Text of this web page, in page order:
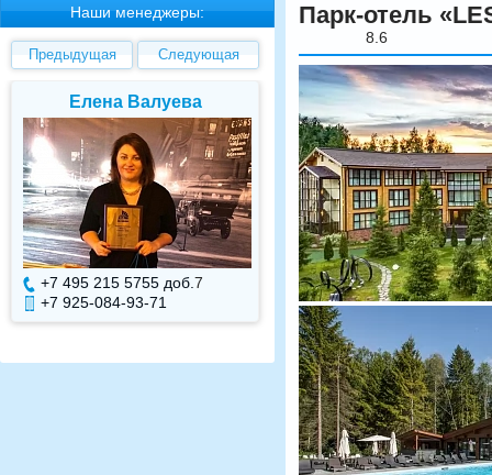
Наши менеджеры:
Предыдущая Следующая
Елена Валуева
+7 495 215 5755 доб. 7
+7 925-084-93-71
Светлана
+7 495 215 5755 доб.
+7 925-084-93-70
Парк-отель
8.6